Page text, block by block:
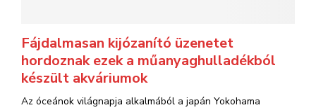
Fájdalmasan kijózanító üzenetet
hordoznak ezek a műanyaghulladékból
készült akváriumok
Az óceánok világnapja alkalmából a japán Yokohama